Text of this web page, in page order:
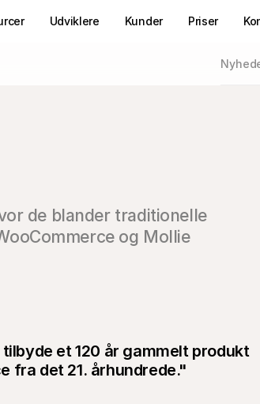
Udviklere Kunder Priser
de blander traditionelle
og Mollie
et 120 år gammelt produkt
fra det 21. århundrede."